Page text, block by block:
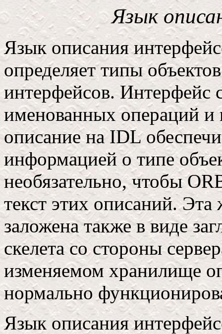
Язык
Язык описания
определяет типы
интерфейсов. Интерфейс
именованных операций и
описание на IDL
информацией о типе
необязательно, чтобы
текст этих описаний.
заложена также в виде
скелета со стороны
изменяемом хранилище
нормально
Язык описания